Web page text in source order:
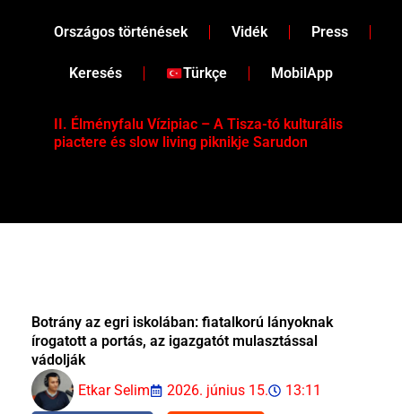
Országos történések Vidék Press
Keresés Türkçe MobilApp
II. Élményfalu Vízipiac – A Tisza-tó kulturális
piactere és slow living piknikje Sarudon
Botrány az egri iskolában: fiatalkorú lányoknak
írogatott a portás, az igazgatót mulasztással
vádolják
Etkar Selim
2026. június 15. 13:11